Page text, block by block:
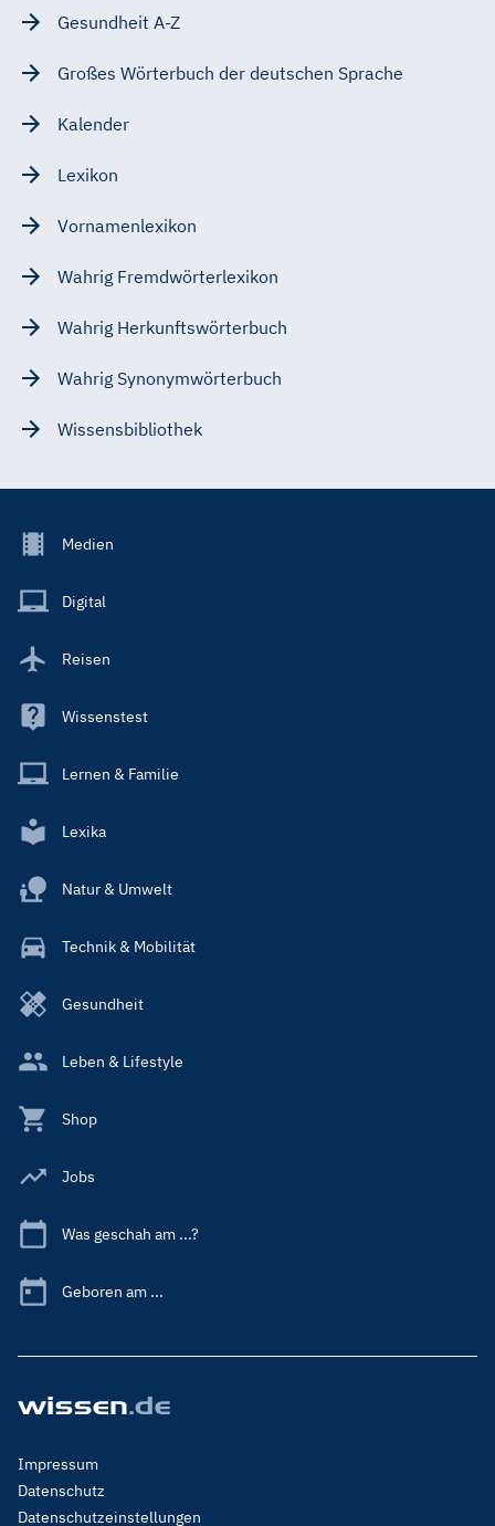
Gesundheit A-Z
Großes Wörterbuch der deutschen Sprache
Kalender
Lexikon
Vornamenlexikon
Wahrig Fremdwörterlexikon
Wahrig Herkunftswörterbuch
Wahrig Synonymwörterbuch
Wissensbibliothek
Footer
Main
Medien
Digital
Reisen
Wissenstest
Lernen & Familie
Lexika
Natur & Umwelt
Technik & Mobilität
Gesundheit
Leben & Lifestyle
Shop
Jobs
Was geschah am ...?
Geboren am ...
Footer
Menu
Legal
Impressum
Datenschutz
Datenschutzeinstellungen